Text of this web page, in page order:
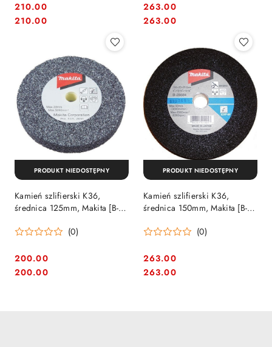
Cena:
210.00
Cena:
210.00 Cena:
263.00
Cena:
263.00
Kamień szlifierski K36,
średnica 125mm, Makita [B-
(0)
Cena:
200.00
Cena:
200.00
PRODUKT NIEDOSTĘPNY
Kamień szlifierski K36,
średnica 150mm, Makita [B-
(0)
Cena:
263.00
Cena:
263.00
PRODUKT NIEDOSTĘPNY